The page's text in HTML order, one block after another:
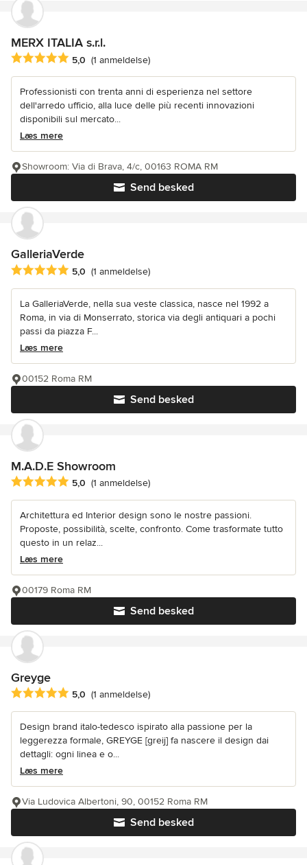
MERX ITALIA s.r.l.
Gennemsnitlig bedømmelse: 5 ud af 5 stjerner
5,0 (1 anmeldelse)
Professionisti con trenta anni di esperienza nel settore
dell'arredo ufficio, alla luce delle più recenti innovazioni
disponibili sul mercato...
Læs mere
Send besked
Showroom: Via di Brava, 4/c, 00163 ROMA RM
GalleriaVerde
Gennemsnitlig bedømmelse: 5 ud af 5 stjerner
5,0 (1 anmeldelse)
La GalleriaVerde, nella sua veste classica, nasce nel 1992 a
Roma, in via di Monserrato, storica via degli antiquari a pochi
passi da piazza F...
Læs mere
Send besked
00152 Roma RM
M.A.D.E Showroom
Gennemsnitlig bedømmelse: 5 ud af 5 stjerner
5,0 (1 anmeldelse)
Architettura ed Interior design sono le nostre passioni.
Proposte, possibilità, scelte, confronto. Come trasformate tutto
questo in un relaz...
Læs mere
Send besked
00179 Roma RM
Greyge
Gennemsnitlig bedømmelse: 5 ud af 5 stjerner
5,0 (1 anmeldelse)
Design brand italo-tedesco ispirato alla passione per la
leggerezza formale, GREYGE [greij] fa nascere il design dai
dettagli: ogni linea e o...
Læs mere
Send besked
Via Ludovica Albertoni, 90, 00152 Roma RM